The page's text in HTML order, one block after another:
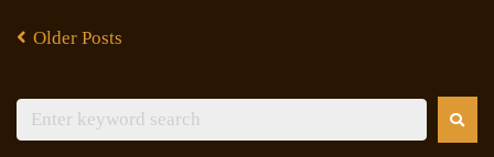
Older Posts